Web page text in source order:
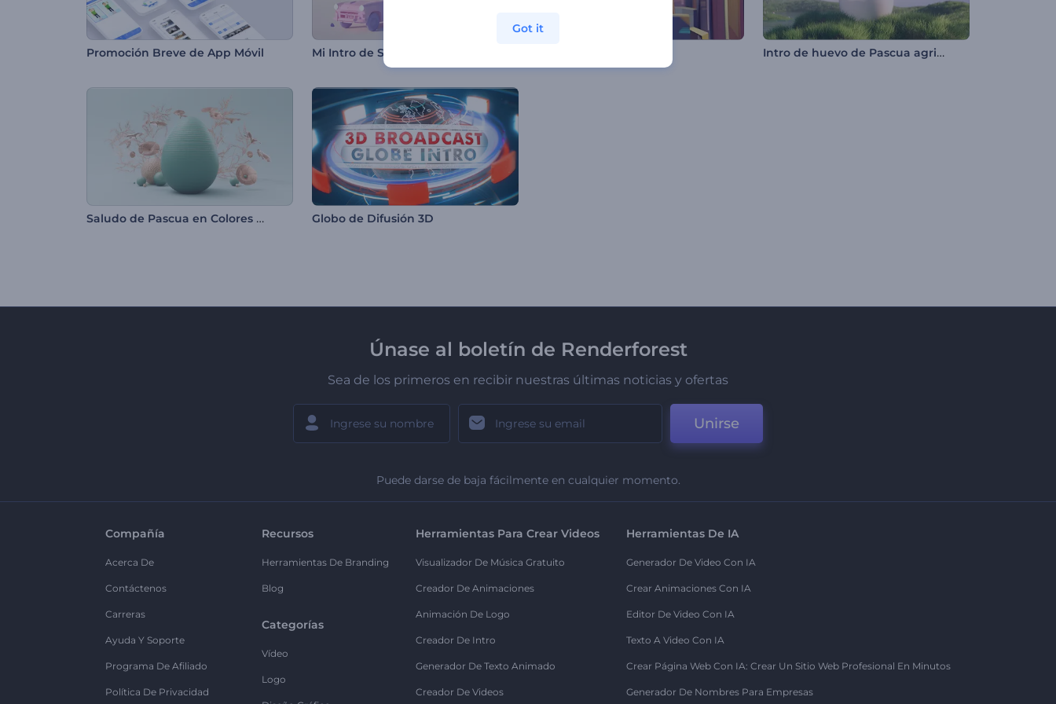
Promoción Breve de App Móvil Mi Intro de San Valentín Intro de huevo de Pascua agrietado
Saludo de Pascua en Colores Pastel Suaves Globo de Difusión 3D
Únase al boletín de Renderforest
Sea de los primeros en recibir nuestras últimas noticias y ofertas
Unirse
Puede darse de baja fácilmente en cualquier momento.
Compañía
Acerca De
Contáctenos
Carreras
Ayuda Y Soporte
Programa De Afiliado
Política De Privacidad
Recursos
Herramientas De Branding
Blog
Categorías
Vídeo
Logo
Herramientas Para Crear Videos
Visualizador De Música Gratuito
Creador De Animaciones
Animación De Logo
Creador De Intro
Generador De Texto Animado
Creador De Videos
Herramientas De IA
Generador De Video Con IA
Crear Animaciones Con IA
Editor De Video Con IA
Texto A Video Con IA
Crear Página Web Con IA: Crear Un Sitio Web Profesional En Minutos
Generador De Nombres Para Empresas
Got it